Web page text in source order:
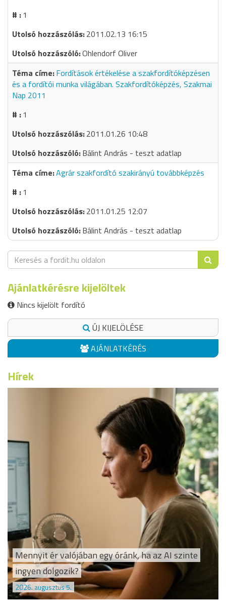
1
2011.02.13 16:15
Ohlendorf Oliver
Fordítások értékelése a szakfordítóképzésen
és a fordítói munka világában. Szakfordítóképzés, Szakmai
Nap 2011
1
2011.01.26 10:48
Bálint András - teszt adatlap
Agrár szakfordító szakirányú továbbképzés
1
2011.01.25 12:07
Bálint András - teszt adatlap
Ajánlatkérésre kijelöltek
Nincs kijelölt fordító
ÚJ KIJELÖLÉSE
AJÁNLATKÉRÉS
Hírek
Mennyit ér valójában egy óránk, ha az AI szinte
ingyen dolgozik?
2026. augusztus 5.